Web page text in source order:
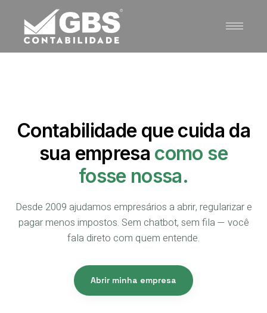
Contabilidade que cuida da
sua empresa como se
fosse nossa.
Desde 2009 ajudamos empresários a abrir, regularizar e
pagar menos impostos. Sem chatbot, sem fila — você
fala direto com quem entende.
Abrir minha empresa